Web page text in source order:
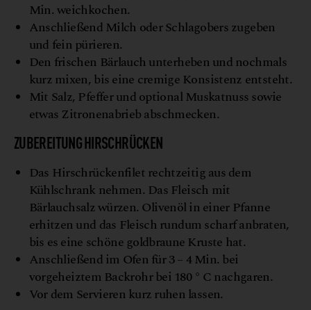
Min. weichkochen.
Anschließend Milch oder Schlagobers zugeben
und fein pürieren.
Den frischen Bärlauch unterheben und nochmals
kurz mixen, bis eine cremige Konsistenz entsteht.
Mit Salz, Pfeffer und optional Muskatnuss sowie
etwas Zitronenabrieb abschmecken.
ZUBEREITUNG HIRSCHRÜCKEN
Das Hirschrückenfilet rechtzeitig aus dem
Kühlschrank nehmen. Das Fleisch mit
Bärlauchsalz würzen. Olivenöl in einer Pfanne
erhitzen und das Fleisch rundum scharf anbraten,
bis es eine schöne goldbraune Kruste hat.
Anschließend im Ofen für 3 – 4 Min. bei
vorgeheiztem Backrohr bei 180 ° C nachgaren.
Vor dem Servieren kurz ruhen lassen.